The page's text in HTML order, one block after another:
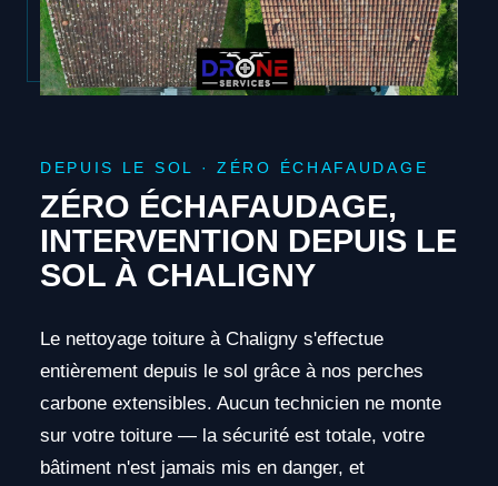
DEPUIS LE SOL · ZÉRO ÉCHAFAUDAGE
ZÉRO ÉCHAFAUDAGE,
INTERVENTION DEPUIS LE
SOL À CHALIGNY
Le nettoyage toiture à Chaligny s'effectue
entièrement depuis le sol grâce à nos perches
carbone extensibles. Aucun technicien ne monte
sur votre toiture — la sécurité est totale, votre
bâtiment n'est jamais mis en danger, et